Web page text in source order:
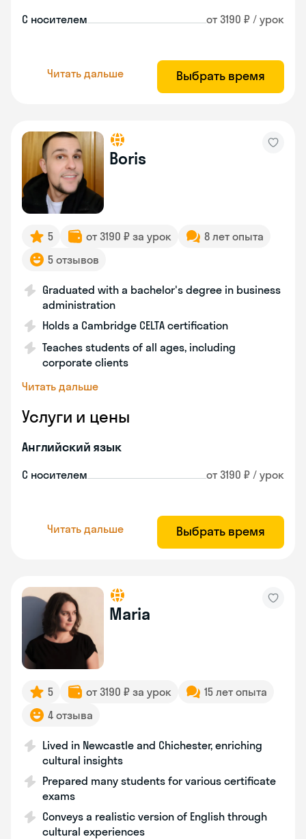
С носителем от 3190 ₽ / урок
Читать дальше Выбрать время
Boris
5 от 3190 ₽ за урок
8 лет опыта
5 отзывов
Graduated with a bachelor's degree in business
administration
Holds a Cambridge CELTA certification
Teaches students of all ages, including
corporate clients
Читать дальше
Услуги и цены
Английский язык
С носителем от 3190 ₽ / урок
Читать дальше Выбрать время
Maria
5 от 3190 ₽ за урок
15 лет опыта
4 отзыва
Lived in Newcastle and Chichester, enriching
cultural insights
Prepared many students for various certificate
exams
Conveys a realistic version of English through
cultural experiences